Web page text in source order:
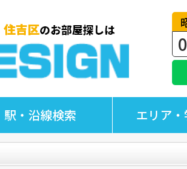
駅・沿線検索 エリア